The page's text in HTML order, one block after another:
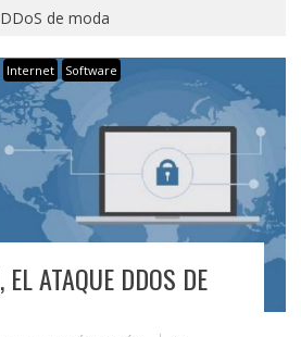
de moda
Internet Software
ATAQUE DDOS DE